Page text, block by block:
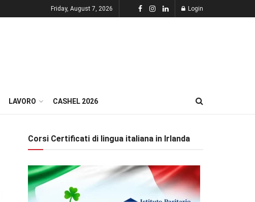
Friday, August 7, 2026 Login
LAVORO CASHEL 2026
Corsi Certificati di lingua italiana in Irlanda